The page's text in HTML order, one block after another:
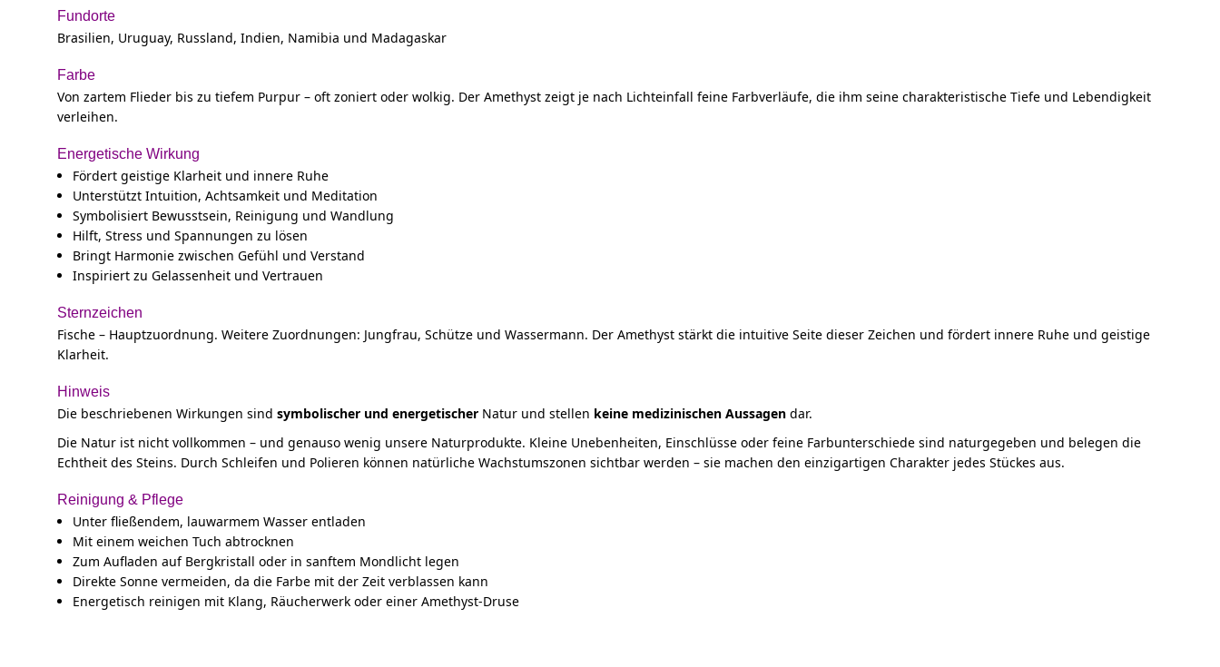
Fundorte
Brasilien, Uruguay, Russland, Indien, Namibia und Madagaskar
Farbe
Von zartem Flieder bis zu tiefem Purpur – oft zoniert oder wolkig. Der Amethyst zeigt je nach Lichteinfall feine Farbverläufe, die ihm seine charakteristische Tiefe und Lebendigkeit
verleihen.
Energetische Wirkung
Fördert geistige Klarheit und innere Ruhe
Unterstützt Intuition, Achtsamkeit und Meditation
Symbolisiert Bewusstsein, Reinigung und Wandlung
Hilft, Stress und Spannungen zu lösen
Bringt Harmonie zwischen Gefühl und Verstand
Inspiriert zu Gelassenheit und Vertrauen
Sternzeichen
Fische – Hauptzuordnung. Weitere Zuordnungen: Jungfrau, Schütze und Wassermann. Der Amethyst stärkt die intuitive Seite dieser Zeichen und fördert innere Ruhe und geistige
Klarheit.
Hinweis
Die beschriebenen Wirkungen sind symbolischer und energetischer Natur und stellen keine medizinischen Aussagen dar.
Die Natur ist nicht vollkommen – und genauso wenig unsere Naturprodukte. Kleine Unebenheiten, Einschlüsse oder feine Farbunterschiede sind naturgegeben und belegen die
Echtheit des Steins. Durch Schleifen und Polieren können natürliche Wachstumszonen sichtbar werden – sie machen den einzigartigen Charakter jedes Stückes aus.
Reinigung & Pflege
Unter fließendem, lauwarmem Wasser entladen
Mit einem weichen Tuch abtrocknen
Zum Aufladen auf Bergkristall oder in sanftem Mondlicht legen
Direkte Sonne vermeiden, da die Farbe mit der Zeit verblassen kann
Energetisch reinigen mit Klang, Räucherwerk oder einer Amethyst-Druse